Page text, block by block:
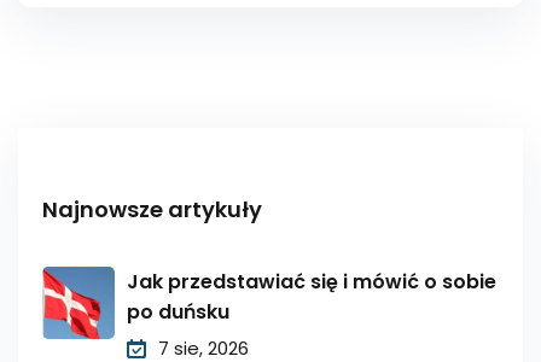
Najnowsze artykuły
Jak przedstawiać się i mówić o sobie
po duńsku
7 sie, 2026